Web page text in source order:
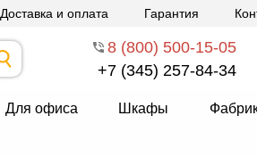
Доставка и оплата Гарантия
8 (800) 500-15-05
+7 (345) 257-84-34
Для офиса Шкафы